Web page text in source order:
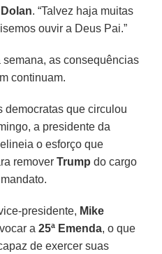
Dolan. “Talvez haja muitas
ouvir a Deus Pai.”
as consequências
continuam.
democratas que circulou
a presidente da
o esforço que
removerTrump do cargo
presidente, Mike
a25ª Emenda, o que
de exercer suas